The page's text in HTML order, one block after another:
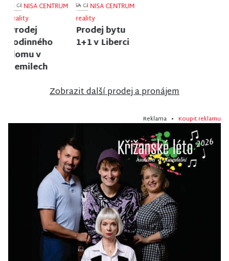
NISA CENTRUM
reality
Prodej
ubytovacího
zařízení v
Janově nad
NISA CENTRUM
reality
Prodej
rodinného
Zobrazit další prodej a pronájem
Reklama • Koupit reklamu